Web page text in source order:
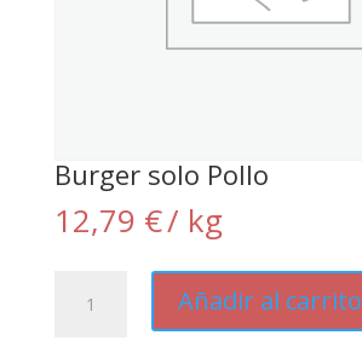
Burger solo Pollo
12,79 €/ kg
solo
Añadir al carrito